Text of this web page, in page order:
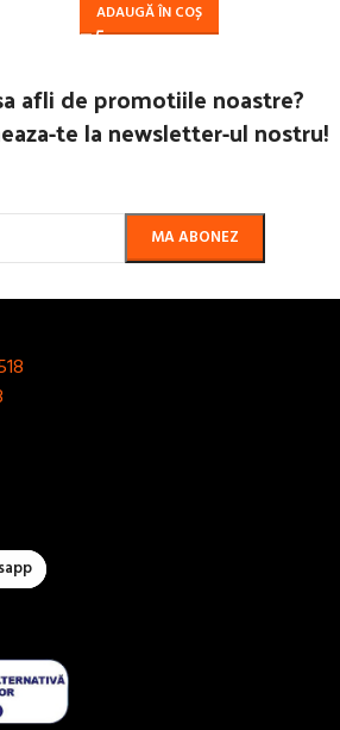
ADAUGĂ ÎN COȘ
afli de promotiile noastre?
te la newsletter-ul nostru!